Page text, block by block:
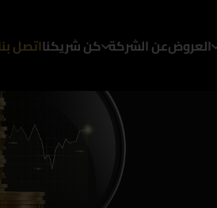
العروضعن الشركة كن شريكنااتصل